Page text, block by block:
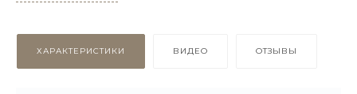
ХАРАКТЕРИСТИКИ ВИДЕО ОТЗЫВЫ